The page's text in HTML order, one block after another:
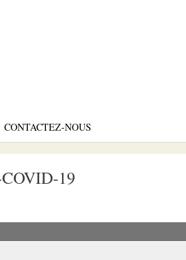
CONTACTEZ-NOUS
19